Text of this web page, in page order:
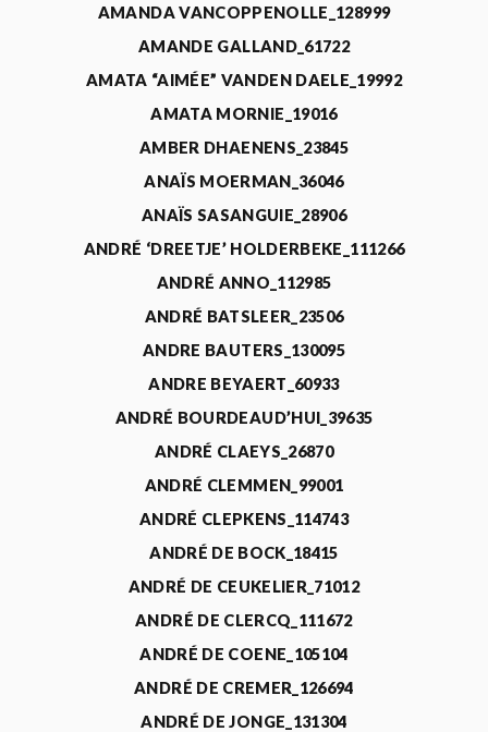
AMANDA VANCOPPENOLLE_128999
AMANDE GALLAND_61722
AMATA “AIMÉE” VANDEN DAELE_19992
AMATA MORNIE_19016
AMBER DHAENENS_23845
ANAÏS MOERMAN_36046
ANAÏS SASANGUIE_28906
ANDRÉ ‘DREETJE’ HOLDERBEKE_111266
ANDRÉ ANNO_112985
ANDRÉ BATSLEER_23506
ANDRE BAUTERS_130095
ANDRE BEYAERT_60933
ANDRÉ BOURDEAUD’HUI_39635
ANDRÉ CLAEYS_26870
ANDRÉ CLEMMEN_99001
ANDRÉ CLEPKENS_114743
ANDRÉ DE BOCK_18415
ANDRÉ DE CEUKELIER_71012
ANDRÉ DE CLERCQ_111672
ANDRÉ DE COENE_105104
ANDRÉ DE CREMER_126694
ANDRÉ DE JONGE_131304